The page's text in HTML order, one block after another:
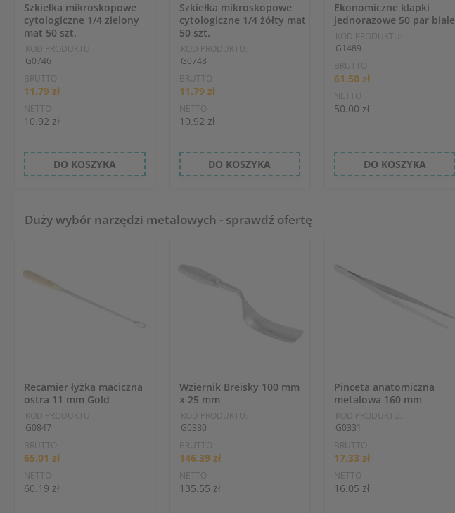
Szkiełka mikroskopowe
cytologiczne 1/4 zielony
mat 50 szt.
KOD PRODUKTU:
G0746
BRUTTO
11.79 zł
NETTO
10.92 zł
DO KOSZYKA
Szkiełka mikroskopowe
cytologiczne 1/4 żółty mat
50 szt.
KOD PRODUKTU:
G0748
BRUTTO
11.79 zł
NETTO
10.92 zł
DO KOSZYKA
Ekonomiczne klapki
jednorazowe 50 par białe
KOD PRODUKTU:
G1489
BRUTTO
61.50 zł
NETTO
50.00 zł
DO KOSZYKA
Duży wybór narzędzi metalowych - sprawdź ofertę
Recamier łyżka maciczna
ostra 11 mm Gold
KOD PRODUKTU:
G0847
BRUTTO
65.01 zł
NETTO
60.19 zł
Wziernik Breisky 100 mm
x 25 mm
KOD PRODUKTU:
G0380
BRUTTO
146.39 zł
NETTO
135.55 zł
Pinceta anatomiczna
metalowa 160 mm
KOD PRODUKTU:
G0331
BRUTTO
17.33 zł
NETTO
16.05 zł